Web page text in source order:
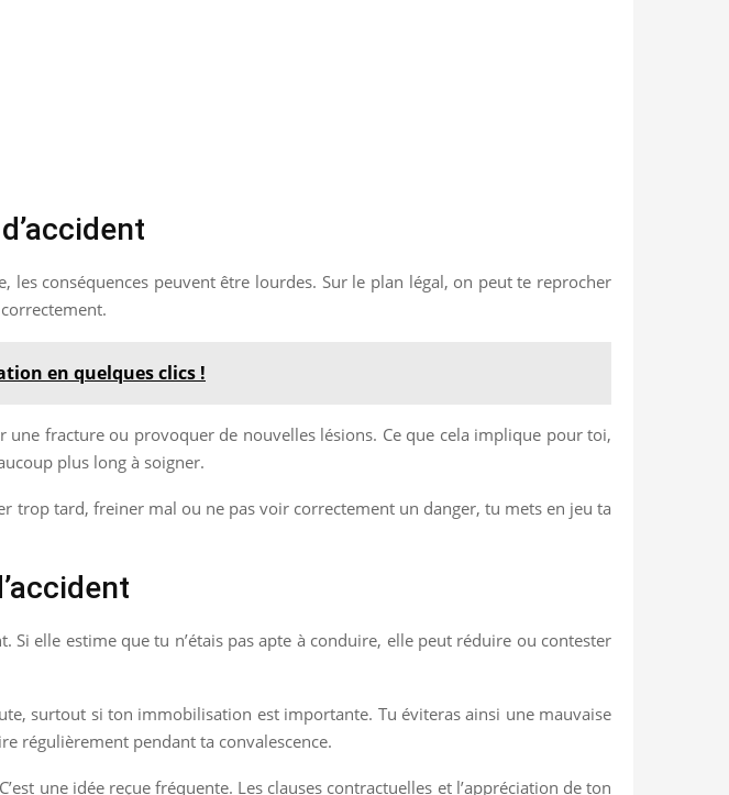
conséquences peuvent être lourdes. Sur le plan légal, on peut te reprocher
en quelques clics !
fracture ou provoquer de nouvelles lésions. Ce que cela implique pour toi,
plus long à soigner.
trop tard, freiner mal ou ne pas voir correctement un danger, tu mets en jeu ta
elle estime que tu n’étais pas apte à conduire, elle peut réduire ou contester
surtout si ton immobilisation est importante. Tu éviteras ainsi une mauvaise
régulièrement pendant ta convalescence.
une idée reçue fréquente. Les clauses contractuelles et l’appréciation de ton